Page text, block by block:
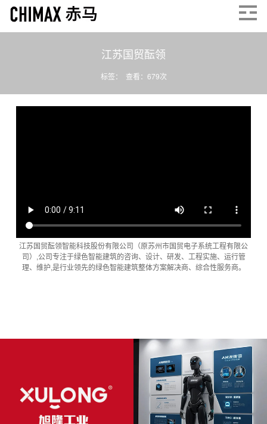
江苏国贸酝领
标签： 查看： 679次
江苏国贸酝领智能科技股份有限公司（原苏州市国贸电子系统工程有限公
司）,公司专注于绿色智能建筑的咨询、设计、研发、工程实施、运行管
理、维护,是行业领先的绿色智能建筑整体方案解决商、综合性服务商。